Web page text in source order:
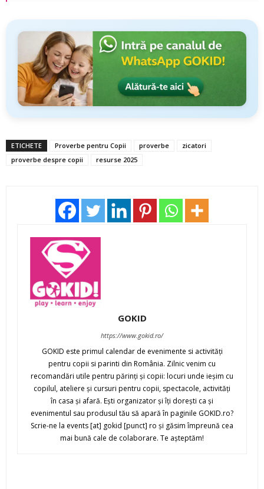
ETICHETE Proverbe pentru Copii proverbe
zicatori
proverbe despre copii
resurse 2025
GOKID
https://www.gokid.ro/
GOKID este primul calendar de evenimente si activităţi
pentru copii si parinti din România. Zilnic venim cu
recomandări utile pentru părinţi şi copii: locuri unde ieşim cu
copilul, ateliere şi cursuri pentru copii, spectacole, activităţi
în casa şi afară. Eşti organizator şi îţi doreşti ca şi
evenimentul sau produsul tău să apară în paginile GOKID.ro?
Scrie-ne la events [at] gokid [punct] ro şi găsim împreună cea
mai bună cale de colaborare. Te aşteptăm!